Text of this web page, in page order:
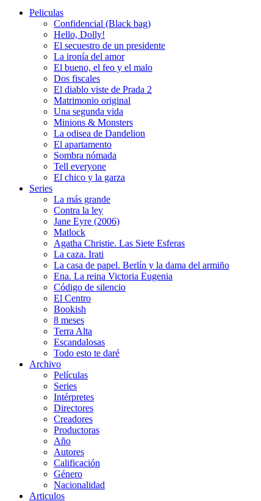
Peliculas
Confidencial (Black bag)
Hello, Dolly!
El secuestro de un presidente
La ironía del amor
El bueno, el feo y el malo
Dos fiscales
El diablo viste de Prada 2
Matrimonio original
Una segunda vida
Minions & Monsters
La odisea de Dandelion
El apartamento
Sombra nómada
Tell everyone
El chico y la garza
Series
La más grande
Contra la ley
Jane Eyre (2006)
Matlock
Agatha Christie. Las Siete Esferas
La caza. Irati
La casa de papel. Berlín y la dama del armiño
Ena. La reina Victoria Eugenia
Código de silencio
El Centro
Bookish
8 meses
Terra Alta
Escandalosas
Todo esto te daré
Archivo
Películas
Series
Intérpretes
Directores
Creadores
Productoras
Año
Autores
Calificación
Género
Nacionalidad
Articulos